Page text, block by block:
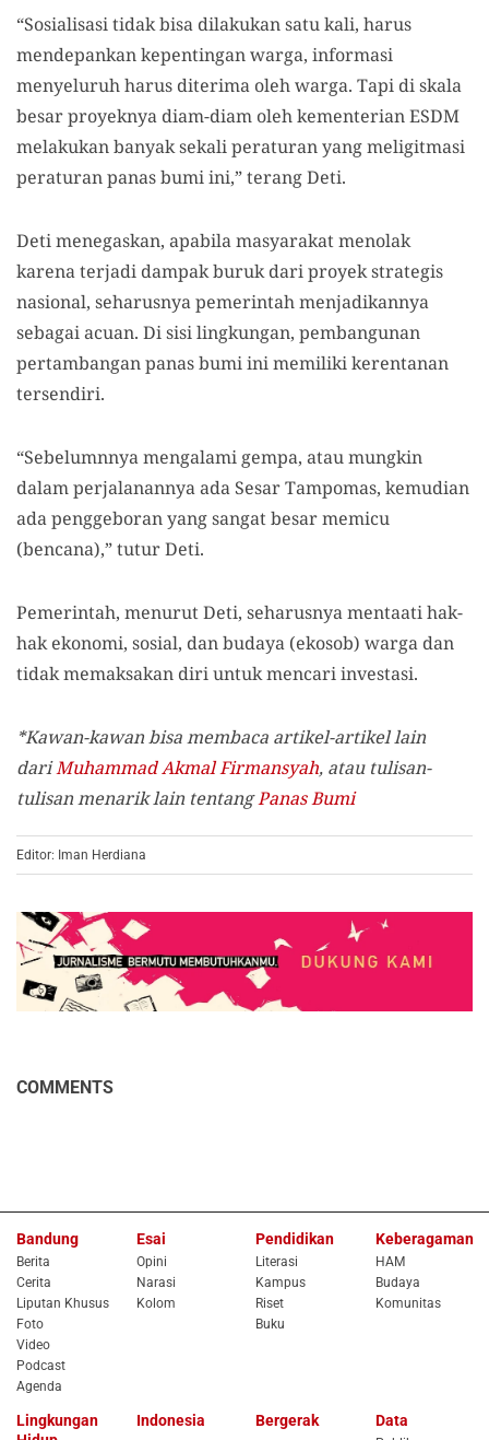
“Sosialisasi tidak bisa dilakukan satu kali, harus
mendepankan kepentingan warga, informasi
menyeluruh harus diterima oleh warga. Tapi di skala
besar proyeknya diam-diam oleh kementerian ESDM
melakukan banyak sekali peraturan yang meligitmasi
peraturan panas bumi ini,” terang Deti.
Deti menegaskan, apabila masyarakat menolak
karena terjadi dampak buruk dari proyek strategis
nasional, seharusnya pemerintah menjadikannya
sebagai acuan. Di sisi lingkungan, pembangunan
pertambangan panas bumi ini memiliki kerentanan
tersendiri.
“Sebelumnnya mengalami gempa, atau mungkin
dalam perjalanannya ada Sesar Tampomas, kemudian
ada penggeboran yang sangat besar memicu
(bencana),” tutur Deti.
Pemerintah, menurut Deti, seharusnya mentaati hak-
hak ekonomi, sosial, dan budaya (ekosob) warga dan
tidak memaksakan diri untuk mencari investasi.
*Kawan-kawan bisa membaca artikel-artikel lain
dariMuhammad Akmal Firmansyah, atau tulisan-
tulisan menarik lain tentangPanas Bumi
Editor: Iman Herdiana
COMMENTS
Bandung
Berita
Cerita
Liputan Khusus
Foto
Video
Podcast
Agenda
Esai
Opini
Narasi
Kolom
Pendidikan
Literasi
Kampus
Riset
Buku
Keberagaman
HAM
Budaya
Komunitas
Lingkungan
Indonesia Bergerak Data